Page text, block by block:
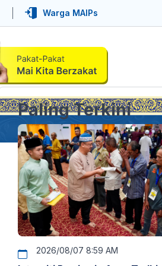
Warga MAIPs
Paling Terkini
2026/08/07 8:59 AM